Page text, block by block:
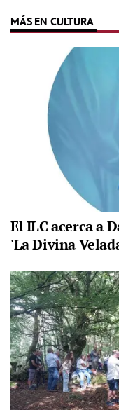
MÁS EN CULTURA
El ILC acerca a
'La Divina